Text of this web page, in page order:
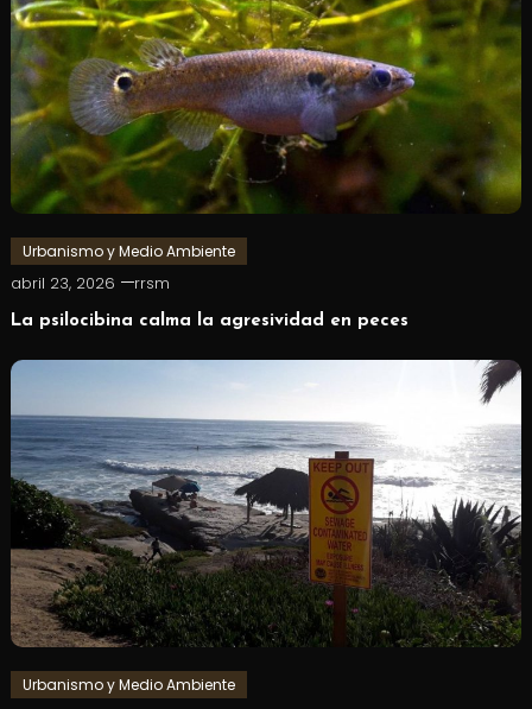
Urbanismo y Medio Ambiente
abril 23, 2026 rrsm
La psilocibina calma la agresividad en peces
Urbanismo y Medio Ambiente